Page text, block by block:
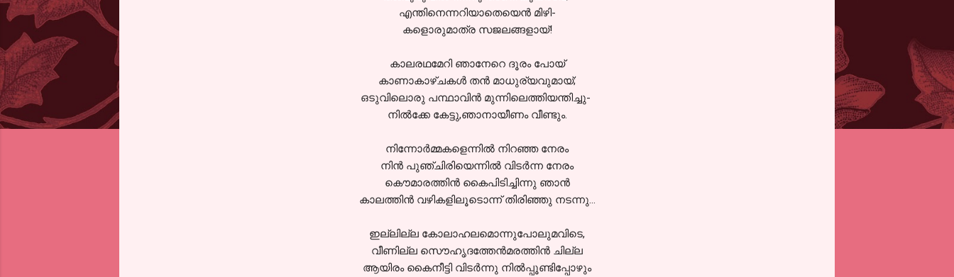
എന്തിനെന്നറിയാതെയെന്‍ മിഴി-
കളൊരുമാത്ര സജലങ്ങളായ്!
കാലരഥമേറി ഞാനേറെ ദൂരം പോയ്‌
കാണാകാഴ്ചകള്‍ തന്‍ മാധുര്യവുമായ്;
ഒടുവിലൊരു പന്ഥാവിന്‍ മുന്നിലെത്തിയന്തിച്ചു-
നില്‍ക്കേ കേട്ടു,ഞാനായീണം വീണ്ടും.
നിന്നോര്‍മ്മകളെന്നില്‍ നിറഞ്ഞ നേരം
നിന്‍ പുഞ്ചിരിയെന്നില്‍ വിടര്‍ന്ന നേരം
കൌമാരത്തിന്‍ കൈപിടിച്ചിന്നു ഞാന്‍
കാലത്തിന്‍ വഴികളിലൂടൊന്ന്‍ തിരിഞ്ഞു നടന്നു...
ഇല്ലില്ല കോലാഹലമൊന്നുപോലുമവിടെ,
വീണില്ല സൌഹൃദത്തേന്‍മരത്തിന്‍ ചില്ല
ആയിരം കൈനീട്ടി വിടര്‍ന്നു നില്‍പ്പൂണ്ടിപ്പോഴും